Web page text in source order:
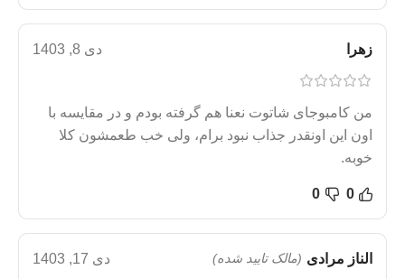
زهرا دی 8, 1403
من کامبوجای شاتوت نعنا هم گرفته بودم و در مقایسه با
اون این اونقدر جذاب نبود برام، ولی خب طعمشون کلا
خوبه.
0
0
الناز مرادی (مالک تایید شده) دی 17, 1403